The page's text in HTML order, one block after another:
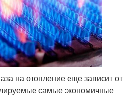
на отопление еще зависит от
самые экономичные